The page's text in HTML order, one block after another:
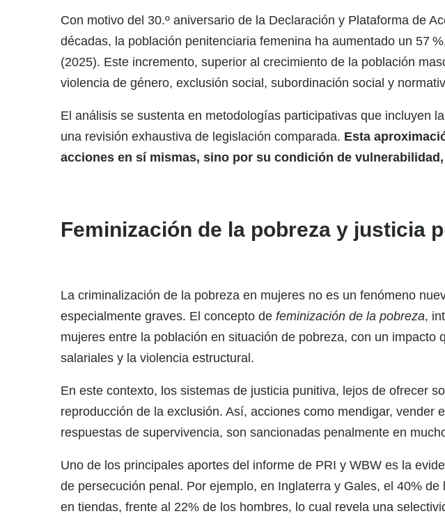
Con motivo del 30.º aniversario de la Declaración y Plataforma de
décadas, la población penitenciaria femenina ha aumentado un 57
(2025). Este incremento, superior al crecimiento de la población
violencia de género, exclusión social, subordinación social y
El análisis se sustenta en metodologías participativas que incluyen
una revisión exhaustiva de legislación comparada. Esta
acciones en sí mismas, sino por su condición de
Feminización de la pobreza y justicia
La criminalización de la pobreza en mujeres no es un fenómeno
especialmente graves. El concepto de feminización de la pobreza,
mujeres entre la población en situación de pobreza, con un
salariales y la violencia estructural.
En este contexto, los sistemas de justicia punitiva, lejos de ofrecer
reproducción de la exclusión. Así, acciones como mendigar,
respuestas de supervivencia, son sancionadas penalmente en
Uno de los principales aportes del informe de PRI y WBW es la
de persecución penal. Por ejemplo, en Inglaterra y Gales, el 40%
en tiendas, frente al 22% de los hombres, lo cual revela una